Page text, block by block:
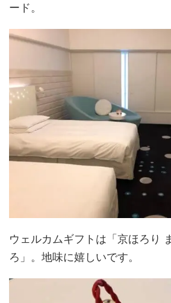
ード。
ウェルカムギフトは「京ほろり
ろ」。地味に嬉しいです。